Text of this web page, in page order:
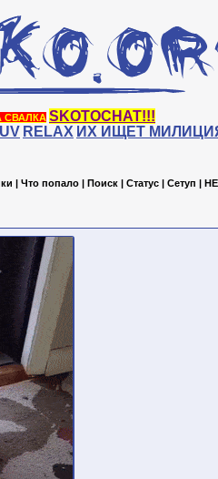
СВАЛКА SKOTOCHAT!!!
RELAX ИХ ИЩЕТ
| Что попало | Поиск | Статус | Сетуп |